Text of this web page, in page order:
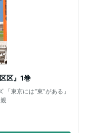
区』1巻